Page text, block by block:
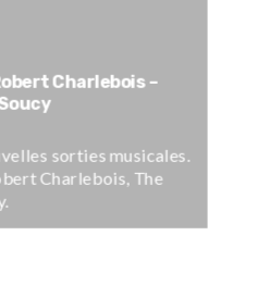
Charlebois –
sorties musicales.
Charlebois, The